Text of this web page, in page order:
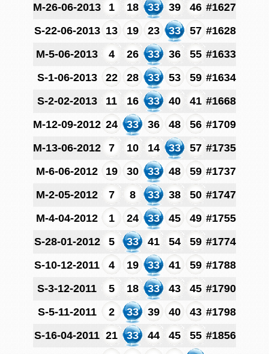
M-26-06-2013
1 18 33 39 46 #1627
S-22-06-2013 13 19 23 33 57 #1628
M-5-06-2013
4 26 33 36 55 #1633
S-1-06-2013
22 28 33 53 59 #1634
S-2-02-2013
11 16 33 40 41 #1668
M-12-09-2012 24 33 36 48 56 #1709
M-13-06-2012
7 10 14 33 57 #1735
M-6-06-2012
19 30 33 48 59 #1737
M-2-05-2012
7 8 33 38 50 #1747
M-4-04-2012
1 24 33 45 49 #1755
S-28-01-2012
5 33 41 54 59 #1774
S-10-12-2011
4 19 33 41 59 #1788
S-3-12-2011
5 18 33 43 45 #1790
S-5-11-2011
2 33 39 40 43 #1798
S-16-04-2011 21 33 44 45 55 #1856